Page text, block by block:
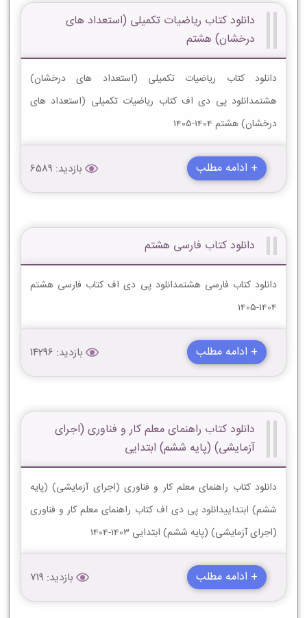
دانلود کتاب ریاضیات تکمیلی (استعداد های
درخشان) هشتم
دانلود کتاب ریاضیات تکمیلی (استعداد های درخشان)
هشتمدانلود پی دی اف کتاب ریاضیات تکمیلی (استعداد های
درخشان) هشتم 1404-1405
+ ادامه مطلب بازدید: 6589
دانلود کتاب فارسی هشتم
دانلود کتاب فارسی هشتمدانلود پی دی اف کتاب فارسی هشتم
1404-1405
+ ادامه مطلب بازدید: 14296
دانلود کتاب راهنمای معلم کار و فناوری (اجرای
آزمایشی) (پایه ششم) ابتدایی
دانلود کتاب راهنمای معلم کار و فناوری (اجرای آزمایشی) (پایه
ششم) ابتداییدانلود پی دی اف کتاب راهنمای معلم کار و فناوری
(اجرای آزمایشی) (پایه ششم) ابتدایی 1403-1404
+ ادامه مطلب بازدید: 719